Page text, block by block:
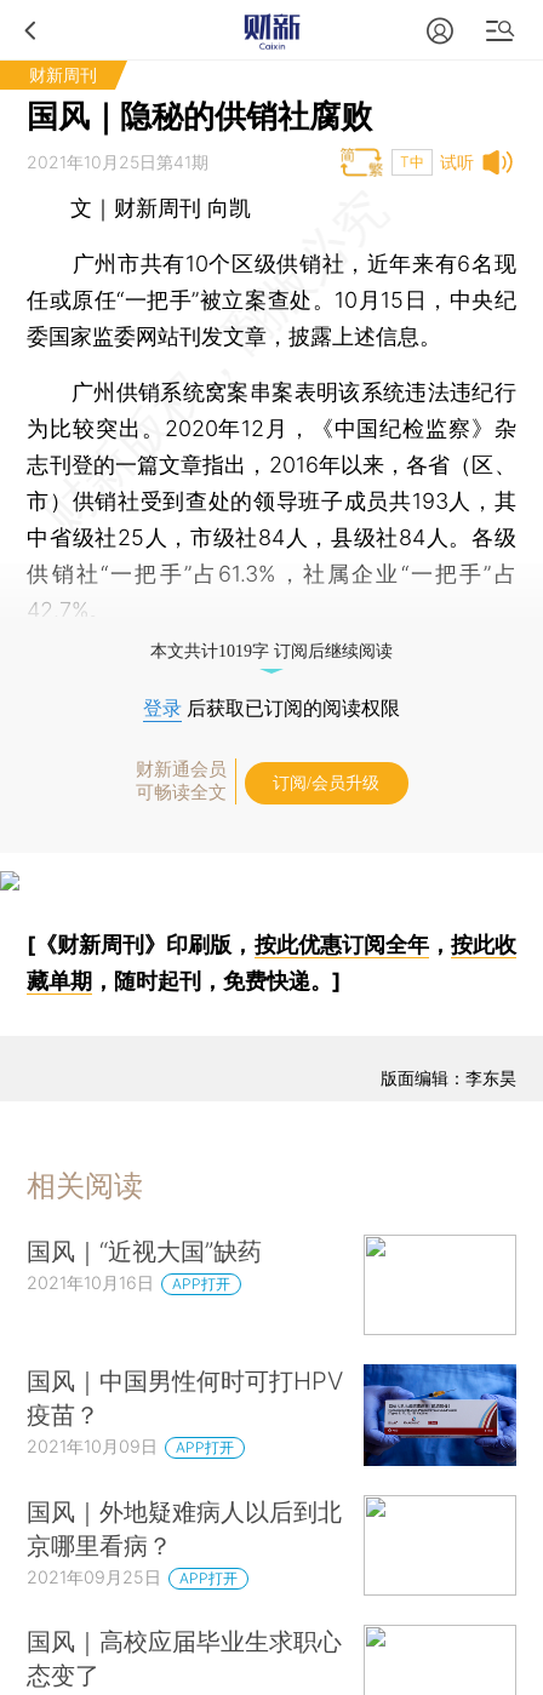
财新周刊
国风｜隐秘的供销社腐败
试听
2021年10月25日第41期 T中
文｜财新周刊 向凯
广州市共有10个区级供销社，近年来有6名现
任或原任“一把手”被立案查处。10月15日，中央纪
委国家监委网站刊发文章，披露上述信息。
广州供销系统窝案串案表明该系统违法违纪行
为比较突出。2020年12月，《中国纪检监察》杂
志刊登的一篇文章指出，2016年以来，各省（区、
市）供销社受到查处的领导班子成员共193人，其
中省级社25人，市级社84人，县级社84人。各级
供销社“一把手”占61.3%，社属企业“一把手”占
42.7%。
本文共计1019字 订阅后继续阅读
登录 后获取已订阅的阅读权限
财新通会员
可畅读全文
订阅/会员升级
[《财新周刊》印刷版， 按此优惠订阅全年， 按此收
藏单期 ，随时起刊，免费快递。]
版面编辑：李东昊
相关阅读
国风｜“近视大国”缺药
2021年10月16日 APP打开
国风｜中国男性何时可打HPV
疫苗？
2021年10月09日 APP打开
国风｜外地疑难病人以后到北
京哪里看病？
2021年09月25日 APP打开
国风｜高校应届毕业生求职心
态变了